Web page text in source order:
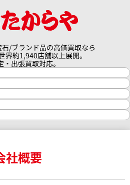
/ブランド品の高価買取なら
界約1,940店舗以上展開。
・出張買取対応。
格一覧
取
買取
取
取
社概要